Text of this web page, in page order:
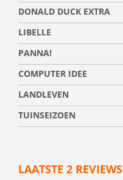
DONALD DUCK EXTRA
LIBELLE
PANNA!
COMPUTER IDEE
LANDLEVEN
TUINSEIZOEN
LAATSTE 2 REVIEWS